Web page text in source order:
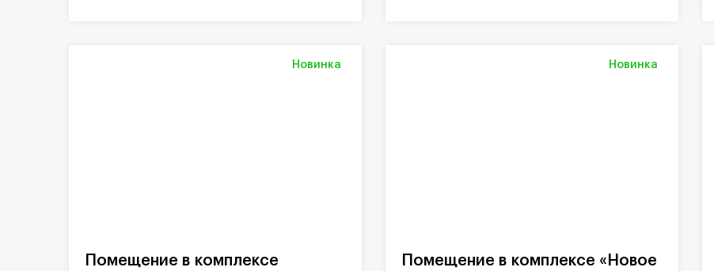
Новинка Новинка